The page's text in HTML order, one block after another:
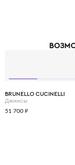
передавать,
выдерживать стирку
яркость красок. Molo
международный
для активных игр и
стильным и современным.
BRUNELLO CUCINELLI
Джинсы
51 700 ₽